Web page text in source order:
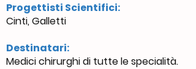
Progettisti Scientifici:
Cinti, Galletti
Destinatari:
Medici chirurghi di tutte le specialità.